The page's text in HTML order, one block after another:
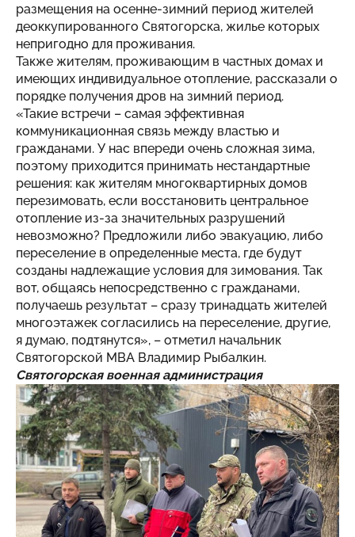
размещения на осенне-зимний период жителей
деоккупированного Святогорска, жилье которых
непригодно для проживания.
Также жителям, проживающим в частных домах и
имеющих индивидуальное отопление, рассказали о
порядке получения дров на зимний период.
«Такие встречи – самая эффективная
коммуникационная связь между властью и
гражданами. У нас впереди очень сложная зима,
поэтому приходится принимать нестандартные
решения: как жителям многоквартирных домов
перезимовать, если восстановить центральное
отопление из-за значительных разрушений
невозможно? Предложили либо эвакуацию, либо
переселение в определенные места, где будут
созданы надлежащие условия для зимования. Так
вот, общаясь непосредственно с гражданами,
получаешь результат – сразу тринадцать жителей
многоэтажек согласились на переселение, другие,
я думаю, подтянутся», – отметил начальник
Святогорской МВА Владимир Рыбалкин.
Святогорская военная администрация